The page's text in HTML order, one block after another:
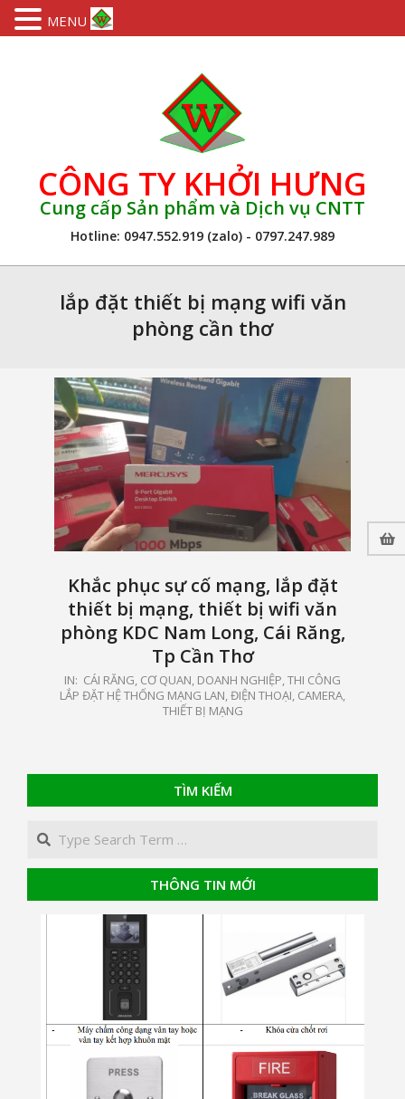
CÔNG TY KHỞI HƯNG
Cung cấp Sản phẩm và Dịch vụ CNTT
Hotline: 0947.552.919 (zalo) - 0797.247.989
Navigationlắp đặt thiết bị mạng wifi văn
phòng cần thơ
Khắc phục sự cố mạng, lắp đặt
thiết bị mạng, thiết bị wifi văn
phòng KDC Nam Long, Cái Răng,
Tp Cần Thơ
2025-
06-
IN: CÁI RĂNG, CƠ QUAN, DOANH NGHIỆP,THI CÔNG
LẮP ĐẶT HỆ THỐNG MẠNG LAN, ĐIỆN THOẠI, CAMERA,
THIẾT BỊ MẠNG
TÌM KIẾM
Search
THÔNG TIN MỚI
MENU